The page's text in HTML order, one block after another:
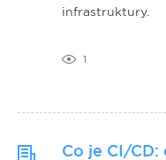
1
infrastruktury.
Co je CI/